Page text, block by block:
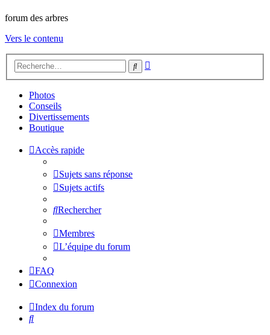
forum des arbres
Vers le contenu
Rechercher
Photos
Conseils
Divertissements
Boutique
Accès rapide
Sujets sans réponse
Sujets actifs
Rechercher
Membres
L’équipe du forum
FAQ
Connexion
Index du forum
Rechercher